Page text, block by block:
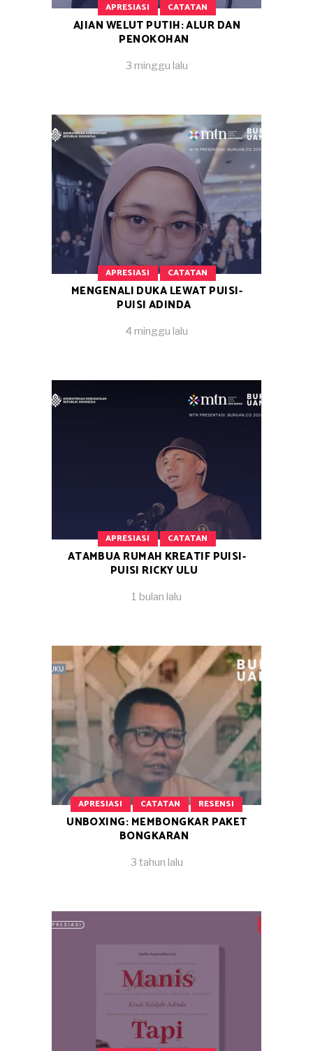
APRESIASI CATATAN
AJIAN WELUT PUTIH: ALUR DAN
PENOKOHAN
3 minggu lalu
APRESIASI CATATAN
MENGENALI DUKA LEWAT PUISI-
PUISI ADINDA
4 minggu lalu
APRESIASI CATATAN
ATAMBUA RUMAH KREATIF PUISI-
PUISI RICKY ULU
1 bulan lalu
APRESIASI CATATAN RESENSI
UNBOXING: MEMBONGKAR PAKET
BONGKARAN
3 tahun lalu